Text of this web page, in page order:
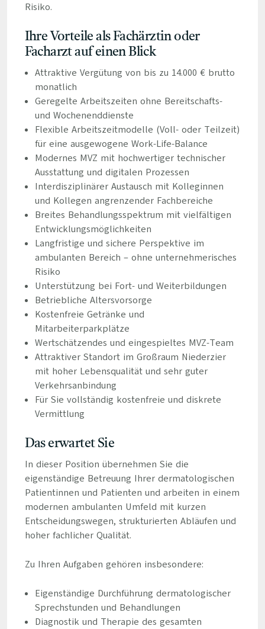
Risiko.
Ihre Vorteile als Fachärztin oder
Facharzt auf einen Blick
Attraktive Vergütung von bis zu 14.000 € brutto
monatlich
Geregelte Arbeitszeiten ohne Bereitschafts-
und Wochenenddienste
Flexible Arbeitszeitmodelle (Voll- oder Teilzeit)
für eine ausgewogene Work-Life-Balance
Modernes MVZ mit hochwertiger technischer
Ausstattung und digitalen Prozessen
Interdisziplinärer Austausch mit Kolleginnen
und Kollegen angrenzender Fachbereiche
Breites Behandlungsspektrum mit vielfältigen
Entwicklungsmöglichkeiten
Langfristige und sichere Perspektive im
ambulanten Bereich – ohne unternehmerisches
Risiko
Unterstützung bei Fort- und Weiterbildungen
Betriebliche Altersvorsorge
Kostenfreie Getränke und
Mitarbeiterparkplätze
Wertschätzendes und eingespieltes MVZ-Team
Attraktiver Standort im Großraum Niederzier
mit hoher Lebensqualität und sehr guter
Verkehrsanbindung
Für Sie vollständig kostenfreie und diskrete
Vermittlung
Das erwartet Sie
In dieser Position übernehmen Sie die
eigenständige Betreuung Ihrer dermatologischen
Patientinnen und Patienten und arbeiten in einem
modernen ambulanten Umfeld mit kurzen
Entscheidungswegen, strukturierten Abläufen und
hoher fachlicher Qualität.
Zu Ihren Aufgaben gehören insbesondere:
Eigenständige Durchführung dermatologischer
Sprechstunden und Behandlungen
Diagnostik und Therapie des gesamten